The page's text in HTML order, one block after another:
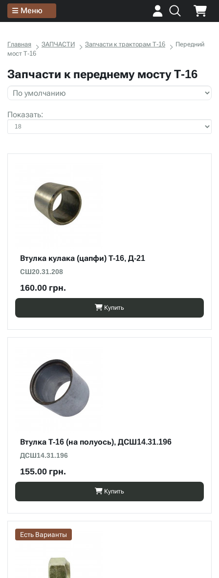
Меню
Главная ЗАПЧАСТИ Запчасти к тракторам Т-16
Передний
мост Т-16
Запчасти к переднему мосту Т-16
Показать:
Втулка кулака (цапфи) Т-16, Д-21
СШ20.31.208
160.00 грн.
Купить
Втулка Т-16 (на полуось), ДСШ14.31.196
ДСШ14.31.196
155.00 грн.
Купить
Есть Варианты